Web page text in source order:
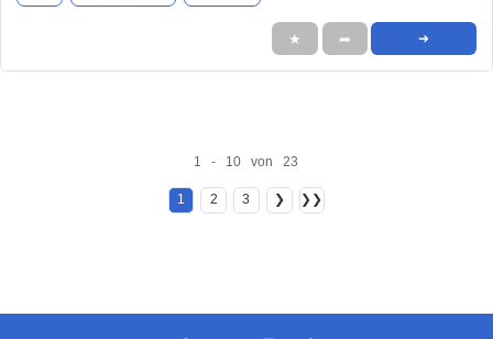
★ ➦ ➜
1 - 10 von 23
1 2 3 ❯ ❯❯